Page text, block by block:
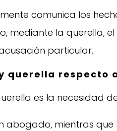
comunica los
mediante la querella,
particular.
querella respecto
es la necesidad
abogado, mientras que